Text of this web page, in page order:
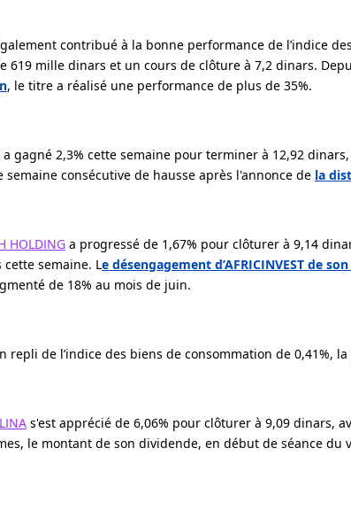
contribué à la bonne performance de l’indice
619 mille dinars et un cours de clôture à 7,2 dinars.
, le titre a réalisé une performance de plus de 35%.
a gagné 2,3% cette semaine pour terminer à 12,92
semaine consécutive de hausse après l'annonce de la
HOLDING a progressé de 1,67% pour clôturer à 9,14
semaine. Le désengagement d’AFRICINVEST de
de 18% au mois de juin.
repli de l’indice des biens de consommation de 0,41%,
s'est apprécié de 6,06% pour clôturer à 9,09 dinars,
le montant de son dividende, en début de séance